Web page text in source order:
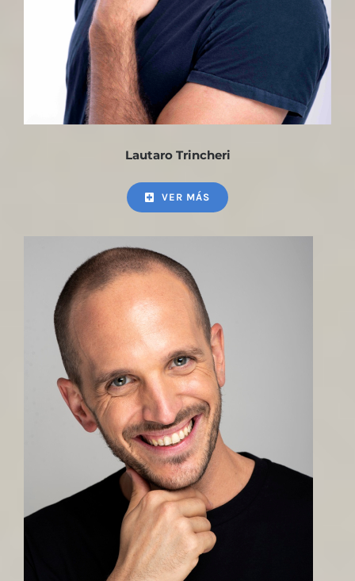
Lautaro Trincheri
VER MÁS